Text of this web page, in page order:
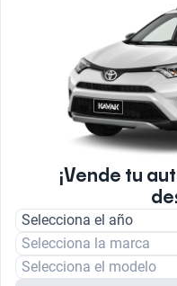
¡Vende tu
Selecciona el año
Selecciona la marca
Selecciona el modelo